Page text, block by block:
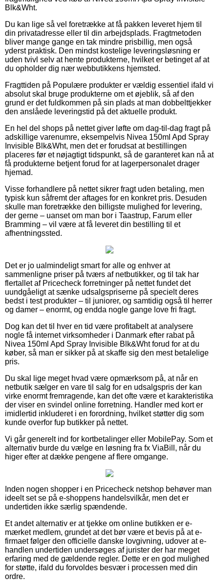
Blk&Wht.
Du kan lige så vel foretrække at få pakken leveret hjem til
din privatadresse eller til din arbejdsplads. Fragtmetoden
bliver mange gange en tak mindre prisbillig, men også
yderst praktisk. Den mindst kostelige leveringsløsning er
uden tvivl selv at hente produkterne, hvilket er betinget af at
du opholder dig nær webbutikkens hjemsted.
Fragttiden på Populære produkter er vældig essentiel ifald vi
absolut skal bruge produkterne om et øjeblik, så af den
grund er det fuldkommen på sin plads at man dobbelttjekker
den anslåede leveringstid på det aktuelle produkt.
En hel del shops på nettet giver løfte om dag-til-dag fragt på
adskillige varenumre, eksempelvis Nivea 150ml Apd Spray
Invisible Blk&Wht, men det er forudsat at bestillingen
placeres før et nøjagtigt tidspunkt, så de garanteret kan nå at
få produkterne betjent forud for at lagerpersonalet drager
hjemad.
Visse forhandlere på nettet sikrer fragt uden betaling, men
typisk kun såfremt der aftages for en konkret pris. Desuden
skulle man foretrække den billigste mulighed for levering,
der gerne – uanset om man bor i Taastrup, Farum eller
Bramming – vil være at få leveret din bestilling til et
afhentningssted.
Det er jo ualmindeligt smart for alle og enhver at
sammenligne priser på tværs af netbutikker, og til tak har
flertallet af Pricecheck forretninger på nettet fundet det
uundgåeligt at sænke udsalgspriserne på specielt deres
bedst i test produkter – til juniorer, og samtidig også til herrer
og damer – enormt, og endda nogle gange love fri fragt.
Dog kan det til hver en tid være profitabelt at analysere
nogle få internet virksomheder i Danmark efter rabat på
Nivea 150ml Apd Spray Invisible Blk&Wht forud for at du
køber, så man er sikker på at skaffe sig den mest betalelige
pris.
Du skal lige meget hvad være opmærksom på, at når en
netbutik sælger en vare til salg for en udsalgspris der kan
virke enormt fremragende, kan det ofte være et karakteristika
der viser en svindel online forretning. Handler med kort er
imidlertid inkluderet i en forordning, hvilket støtter dig som
kunde overfor fup butikker på nettet.
Vi går generelt ind for kortbetalinger eller MobilePay. Som et
alternativ burde du vælge en løsning fra fx ViaBill, når du
higer efter at dække pengene af flere omgange.
Inden nogen shopper i en Pricecheck netshop behøver man
ideelt set se på e-shoppens handelsvilkår, men det er
undertiden ikke særlig spændende.
Et andet alternativ er at tjekke om online butikken er e-
mærket medlem, grundet at det bør være et bevis på at e-
firmaet følger den officielle danske lovgivning, udover at e-
handlen undertiden undersøges af jurister der har meget
erfaring med de gældende regler. Dette er en god mulighed
for støtte, ifald du forvoldes besvær i processen med din
ordre.